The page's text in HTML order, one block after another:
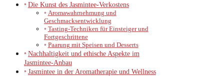
Die Kunst des Jasmintee-Verkostens
Aromawahrnehmung und
Geschmacksentwicklung
Tasting-Techniken für Einsteiger und
Fortgeschrittene
Paarung mit Speisen und Desserts
Nachhaltigkeit und ethische Aspekte im
Jasmintee-Anbau
Jasmintee in der Aromatherapie und Wellness